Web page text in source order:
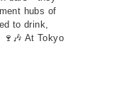
hubs of
to drink,
At Tokyo